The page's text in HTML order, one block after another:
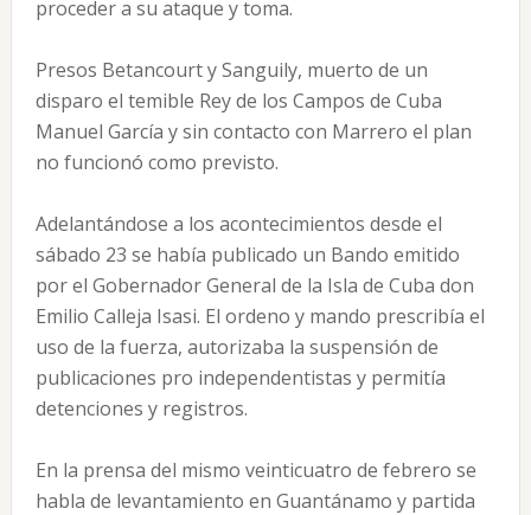
proceder a su ataque y toma.
Presos Betancourt y Sanguily, muerto de un
disparo el temible Rey de los Campos de Cuba
Manuel García y sin contacto con Marrero el plan
no funcionó como previsto.
Adelantándose a los acontecimientos desde el
sábado 23 se había publicado un Bando emitido
por el Gobernador General de la Isla de Cuba don
Emilio Calleja Isasi. El ordeno y mando prescribía el
uso de la fuerza, autorizaba la suspensión de
publicaciones pro independentistas y permitía
detenciones y registros.
En la prensa del mismo veinticuatro de febrero se
habla de levantamiento en Guantánamo y partida